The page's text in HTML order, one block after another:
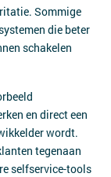
Sommige
die beter
schakelen
en direct een
wordt.
tegenaan
selfservice-tools